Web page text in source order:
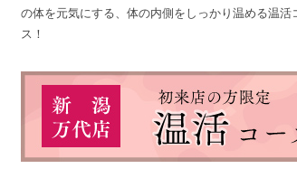
の体を元気にする、体の内側をしっかり温める温活
ス！